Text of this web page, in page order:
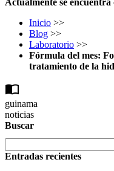
Actualmente se encuentra
Inicio >>
Blog >>
Laboratorio >>
Fórmula del mes:
tratamiento de la
import_contacts
guinama
noticias
Buscar
Entradas recientes